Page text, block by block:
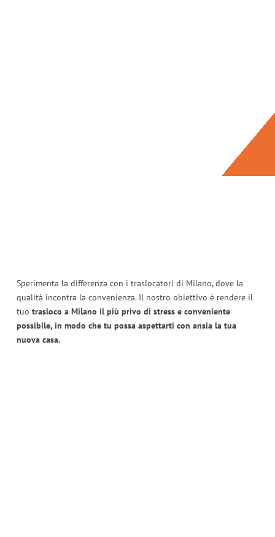
Sperimenta la differenza con i traslocatori di Milano, dove la
qualità incontra la convenienza. Il nostro obiettivo è rendere il
tuo trasloco a Milano il più privo di stress e conveniente
possibile, in modo che tu possa aspettarti con ansia la tua
nuova casa.